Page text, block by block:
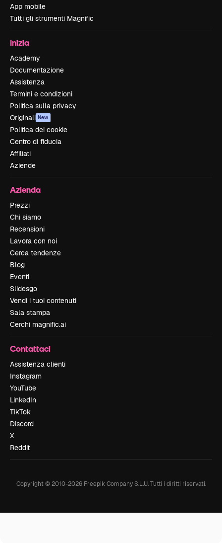
App mobile
Tutti gli strumenti Magnific
Inizia
Academy
Documentazione
Assistenza
Termini e condizioni
Politica sulla privacy
Originali New
Politica dei cookie
Centro di fiducia
Affiliati
Aziende
Azienda
Prezzi
Chi siamo
Recensioni
Lavora con noi
Cerca tendenze
Blog
Eventi
Slidesgo
Vendi i tuoi contenuti
Sala stampa
Cerchi magnific.ai
Contattaci
Assistenza clienti
Instagram
YouTube
LinkedIn
TikTok
Discord
X
Reddit
Copyright © 2010-2026Freepik Company S.L.U. Tutti i diritti riservati.